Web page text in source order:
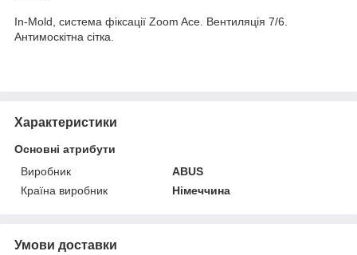
In-Mold, система фіксації Zoom Ace. Вентиляція 7/6.
Антимоскітна сітка.
Характеристики
Основні атрибути
Виробник
ABUS
Країна виробник
Німеччина
Умови доставки